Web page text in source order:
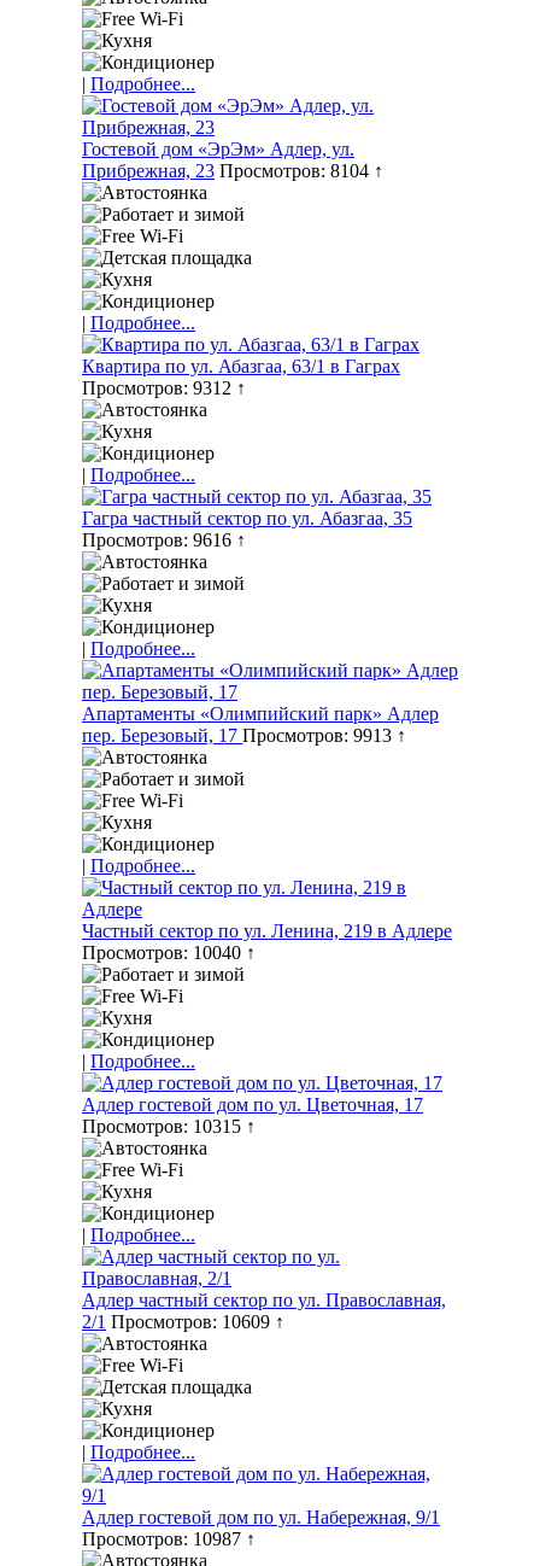
| Подробнее...
Гостевой дом «ЭрЭм» Адлер, ул.
Прибрежная, 23 Просмотров: 8104 ↑
| Подробнее...
Квартира по ул. Абазгаа, 63/1 в Гаграх
Просмотров: 9312 ↑
| Подробнее...
Гагра частный сектор по ул. Абазгаа, 35
Просмотров: 9616 ↑
| Подробнее...
Апартаменты «Олимпийский парк» Адлер
пер. Березовый, 17 Просмотров: 9913 ↑
| Подробнее...
Частный сектор по ул. Ленина, 219 в Адлере
Просмотров: 10040 ↑
| Подробнее...
Адлер гостевой дом по ул. Цветочная, 17
Просмотров: 10315 ↑
| Подробнее...
Адлер частный сектор по ул. Православная,
2/1 Просмотров: 10609 ↑
| Подробнее...
Адлер гостевой дом по ул. Набережная, 9/1
Просмотров: 10987 ↑